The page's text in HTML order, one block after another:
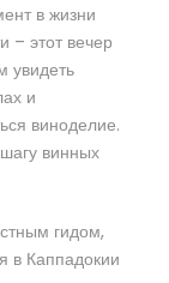
в жизни
– этот вечер
увидеть
и
виноделие.
винных
гидом,
в Каппадокии